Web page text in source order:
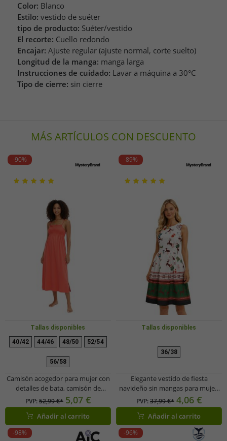
Color: Blanco
Estilo: vestido de suéter
tipo de producto: Suéter/vestido
El recorte: Cuello redondo
Encajar: Ajuste regular (ajuste normal, corte suelto)
Longitud de la manga: manga larga
Instrucciones de cuidado: Lavar a máquina a 30°C
Tipo de cierre: sin cierre
MÁS ARTÍCULOS CON DESCUENTO
-90%
Tallas disponibles
40/42 44/46 48/50 52/54
56/58
Camisón acogedor para mujer con
detalles de bata, camisón de
algodón 912155 rojo
PVP:52,99 €* 5,07 €
Añadir al carrito
-89%
Tallas disponibles
36/38
Elegante vestido de fiesta
navideño sin mangas para mujer,
con estampado festivo y falda
acampanada 967618 negro/rojo
PVP:37,99 €* 4,06 €
Añadir al carrito
-98% -96%